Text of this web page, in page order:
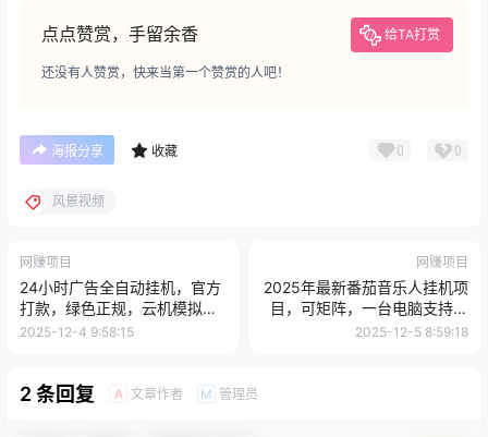
点点赞赏，手留余香 给TA打赏
还没有人赞赏，快来当第一个赞赏的人吧！
海报分享 收藏 0 0
风景视频
网赚项目
24小时广告全自动挂机，官方
打款，绿色正规，云机模拟器
均可操作，单日收益500+
2025-12-4 9:58:15
网赚项目
2025年最新番茄音乐人挂机项
目，可矩阵，一台电脑支持多
个账号，每天几分钟，月入
2025-12-5 8:59:18
2 条回复 A 文章作者 M 管理员